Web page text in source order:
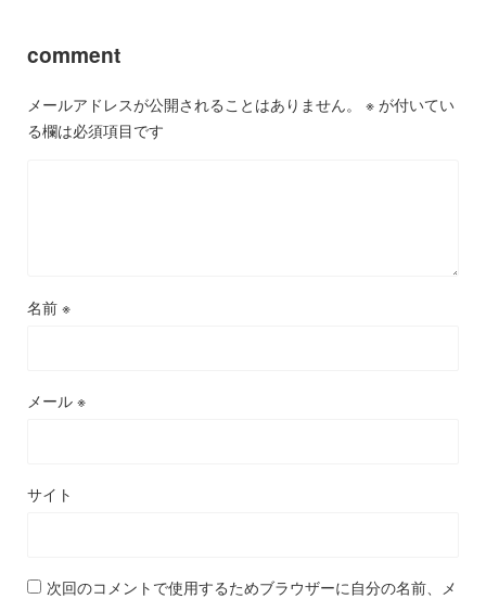
comment
メールアドレスが公開されることはありません。 ※ が付いてい
る欄は必須項目です
名前 ※
メール ※
サイト
次回のコメントで使用するためブラウザーに自分の名前、メ